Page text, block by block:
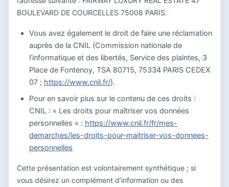
BOULEVARD DE COURCELLES 75008 PARIS.
Vous avez également le droit de faire une réclamation
auprès de la CNIL (Commission nationale de
l’informatique et des libertés, Service des plaintes, 3
Place de Fontenoy, TSA 80715, 75334 PARIS CEDEX
07 ; https://www.cnil.fr/).
Pour en savoir plus sur le contenu de ces droits :
CNIL : « Les droits pour maîtriser vos données
personnelles » : https://www.cnil.fr/fr/mes-
demarches/les-droits-pour-maitriser-vos-donnees-
personnelles
Cette présentation est volontairement synthétique ; si
vous désirez un complément d’information ou des